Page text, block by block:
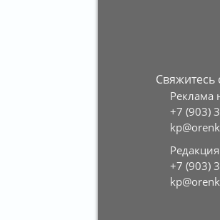
Свяжитесь
Реклама
+7 (903)
Редакция
+7 (903)